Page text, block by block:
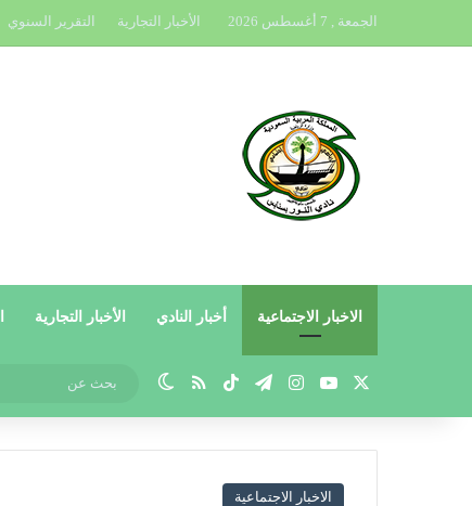
الجمعة , 7 أغسطس 2026 الأخبار التجارية التقرير السنوي
الاخبار الاجتماعية أخبار النادي الأخبار التجارية
يوتيوبانستقرام
تيلقرام‫TikTokملخص الموقع RSS
الوضع المظلم
الاخبار الاجتماعية